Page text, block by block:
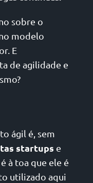
sobre o
modelo
E
de agilidade e
ágil é, sem
startups e
à toa que ele é
utilizado aqui